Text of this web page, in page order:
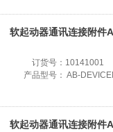
软起动器通讯连接附件
订货号： 10141001
产品型号： AB-
软起动器通讯连接附件